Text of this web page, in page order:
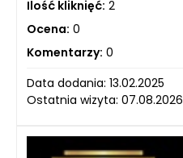
Ilość kliknięć: 2
Ocena: 0
Komentarzy: 0
Data dodania: 13.02.2025
Ostatnia wizyta: 07.08.2026